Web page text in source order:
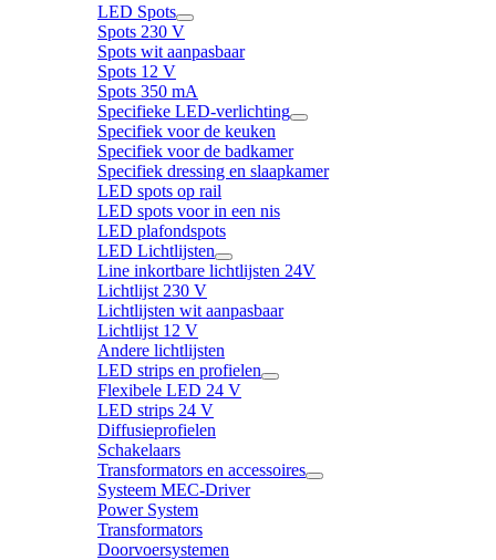
LED Spots
Spots 230 V
Spots wit aanpasbaar
Spots 12 V
Spots 350 mA
Specifieke LED-verlichting
Specifiek voor de keuken
Specifiek voor de badkamer
Specifiek dressing en slaapkamer
LED spots op rail
LED spots voor in een nis
LED plafondspots
LED Lichtlijsten
Line inkortbare lichtlijsten 24V
Lichtlijst 230 V
Lichtlijsten wit aanpasbaar
Lichtlijst 12 V
Andere lichtlijsten
LED strips en profielen
Flexibele LED 24 V
LED strips 24 V
Diffusieprofielen
Schakelaars
Transformators en accessoires
Systeem MEC-Driver
Power System
Transformators
Doorvoersystemen